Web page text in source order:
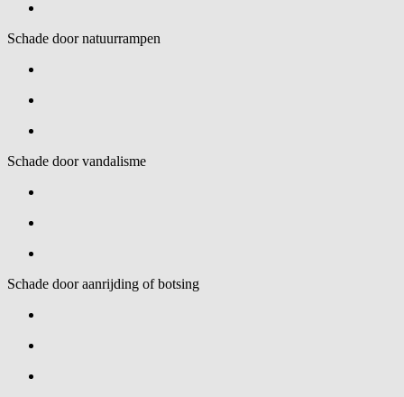
Schade door natuurrampen
Schade door vandalisme
Schade door aanrijding of botsing